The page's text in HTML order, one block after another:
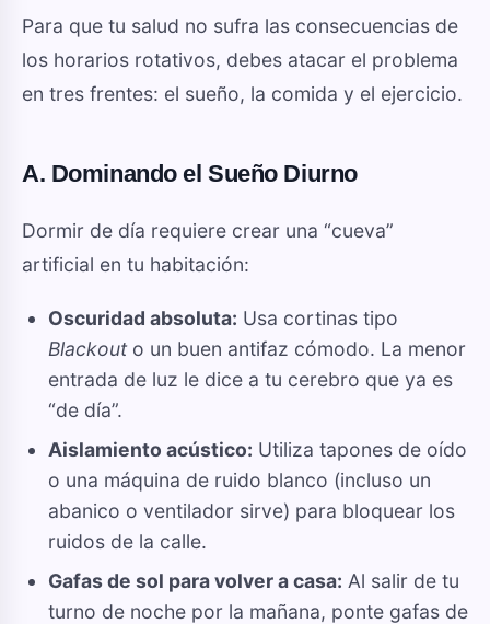
Para que tu salud no sufra las consecuencias de
los horarios rotativos, debes atacar el problema
en tres frentes: el sueño, la comida y el ejercicio.
A. Dominando el Sueño Diurno
Dormir de día requiere crear una “cueva”
artificial en tu habitación:
Oscuridad absoluta: Usa cortinas tipo
Blackouto un buen antifaz cómodo. La menor
entrada de luz le dice a tu cerebro que ya es
“de día”.
Aislamiento acústico: Utiliza tapones de oído
o una máquina de ruido blanco (incluso un
abanico o ventilador sirve) para bloquear los
ruidos de la calle.
Gafas de sol para volver a casa: Al salir de tu
turno de noche por la mañana, ponte gafas de